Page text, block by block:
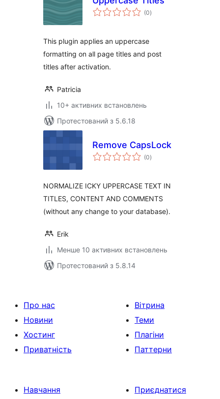
(0загальний
рейтинг
)
This plugin applies an uppercase
formatting on all page titles and post
titles after activation.
Patricia
10+ активних встановлень
Протестований з 5.6.18
Remove CapsLock
(0загальний
рейтинг
)
NORMALIZE ICKY UPPERCASE TEXT IN
TITLES, CONTENT AND COMMENTS
(without any change to your database).
Erik
Менше 10 активних встановлень
Протестований з 5.8.14
Про нас
Новини
Хостинг
Приватність
Вітрина
Теми
Плагіни
Паттерни
Навчання
Приєднатися